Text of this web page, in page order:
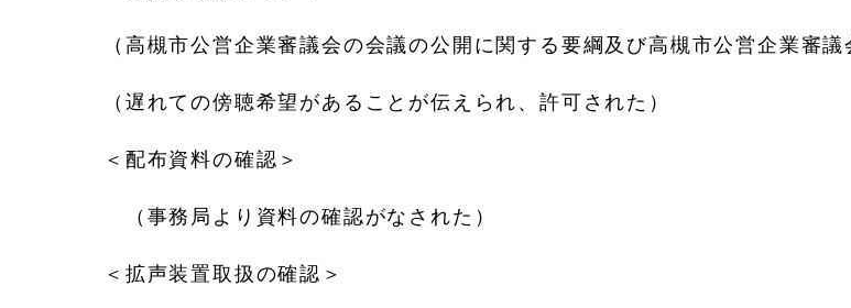
（高槻市公営企業審議会の会議の公開に関する要綱及び高槻市公営企業審
（遅れての傍聴希望があることが伝えられ、許可された）
＜配布資料の確認＞
（事務局より資料の確認がなされた）
＜拡声装置取扱の確認＞